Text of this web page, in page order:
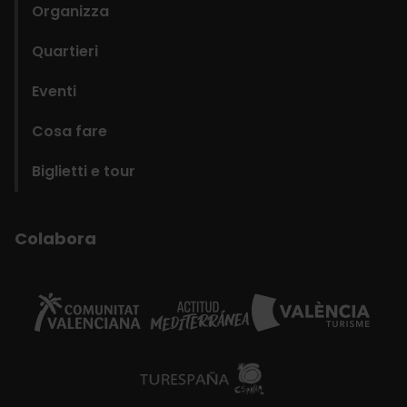
Organizza
Quartieri
Eventi
Cosa fare
Biglietti e tour
Colabora